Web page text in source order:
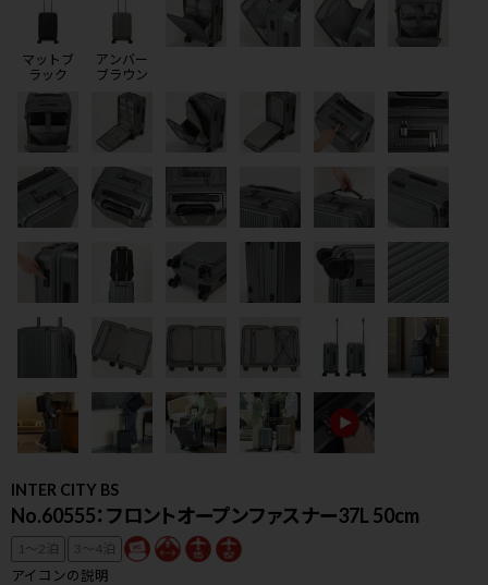
検索
マットブ
ラック
アンバー
ブラウン
INTER CITY BS
No.60555：フロントオープンファスナー37L 50cm
1〜2泊
3〜4泊
アイコンの説明